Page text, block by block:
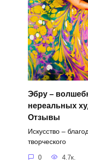
Эбру –
нереальных
Отзывы
Искусство –
творческого
0 4.7к.